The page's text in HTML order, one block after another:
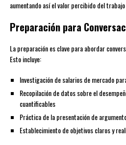
aumentando así el valor percibido del
Preparación para
La preparación es clave para abordar
Esto incluye:
Investigación de salarios de mercado
Recopilación de datos sobre el
cuantificables
Práctica de la presentación de
Establecimiento de objetivos claros y